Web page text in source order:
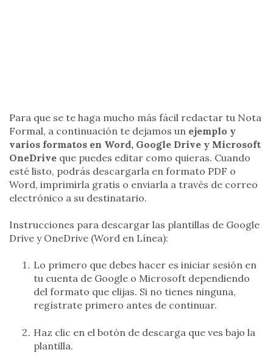
Para que se te haga mucho más fácil redactar tu Nota
Formal, a continuación te dejamos un ejemplo y
varios formatos en Word, Google Drive y Microsoft
OneDrive que puedes editar como quieras. Cuando
esté listo, podrás descargarla en formato PDF o
Word, imprimirla gratis o enviarla a través de correo
electrónico a su destinatario.
Instrucciones para descargar las plantillas de Google
Drive y OneDrive (Word en Línea):
Lo primero que debes hacer es iniciar sesión en
tu cuenta de Google o Microsoft dependiendo
del formato que elijas. Si no tienes ninguna,
regístrate primero antes de continuar.
Haz clic en el botón de descarga que ves bajo la
plantilla.